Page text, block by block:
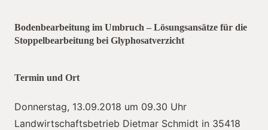
Bodenbearbeitung im Umbruch – Lösungsansätze für die
Stoppelbearbeitung bei Glyphosatverzicht
Termin und Ort
Donnerstag, 13.09.2018 um 09.30 Uhr
Landwirtschaftsbetrieb Dietmar Schmidt in 35418